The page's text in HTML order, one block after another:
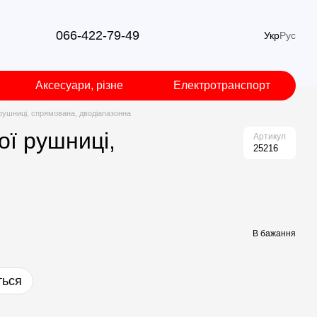
066-422-79-49 УкрРус
Аксесуари, різне Електротранспорт
спрямована, дводіапазонна
рушниці,
Артикул
25216
В бажання